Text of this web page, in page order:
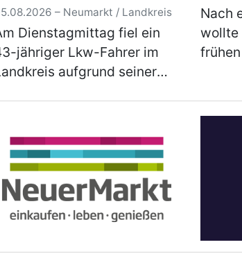
(mehr)
– Neumarkt / Landkreis
Dienstagmittag fiel ein
jähriger Lkw-Fahrer im
aufgrund seiner
festgestellt, dass der Herr
unter dem Einflus…(mehr)
Nach
wollte